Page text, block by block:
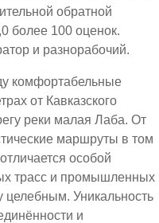
обратной
более 100 оценок.
и разнорабочий.
комфортабельные
от Кавказского
реки малая Лаба. От
маршруты в том
особой
трасс и промышленных
целебным. Уникальность
и